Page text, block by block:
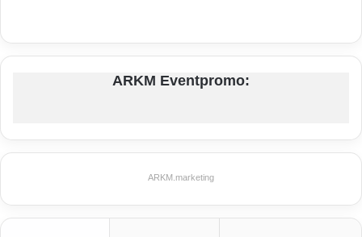
ARKM Eventpromo:
ARKM.marketing